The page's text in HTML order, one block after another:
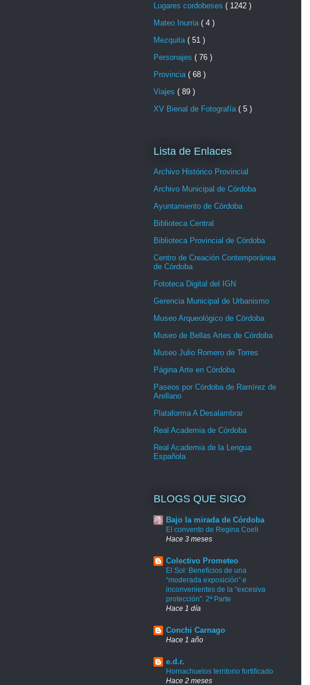
Lugares cordobeses ( 1242 )
Mateo Inurria ( 4 )
Mezquita ( 51 )
Personajes ( 76 )
Provincia ( 68 )
Viajes ( 89 )
XV Bienal de Fotografía ( 5 )
Lista de Enlaces
Archivo Histórico Provincial
Archivo Municipal de Córdoba
Ayuntamiento de Córdoba
Biblioteca Central
Biblioteca Provincial de Córdoba
Centro de Creación Contemporánea
de Córdoba
Fototeca Digital del IGN
Gerencia Municipal de Urbanismo
Museo Arqueológico de Córdoba
Museo de Bellas Artes de Córdoba
Museo Julio Romero de Torres
Página Arte en Córdoba
Paseos por Córdoba de Ramírez de
Arellano
Plataforma A Desalambrar
Real Academia de Córdoba
Real Academia de la Lengua
Española
BLOGS QUE SIGO
Bajo la mirada de Córdoba
El convento de Regina Coeli
Hace 3 meses
Colectivo Prometeo
El Sol: Beneficios de una
“moderada exposición” e
inconvenientes de la “excesiva
protección”. 2ª Parte
Hace 1 día
Conchi Carnago
Hace 1 año
e.d.r.
Hornachuelos territorio fortificado
Hace 2 meses